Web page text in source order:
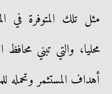
مثل تلك المتوفرة في
محليا، والتي تبني
أهداف المستثمر وتحمله